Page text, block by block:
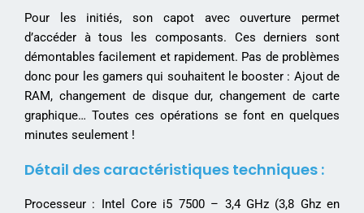
Pour les initiés, son capot avec ouverture permet
d’accéder à tous les composants. Ces derniers sont
démontables facilement et rapidement. Pas de problèmes
donc pour les gamers qui souhaitent le booster : Ajout de
RAM, changement de disque dur, changement de carte
graphique… Toutes ces opérations se font en quelques
minutes seulement !
Détail des caractéristiques techniques :
Processeur : Intel Core i5 7500 – 3,4 GHz (3,8 Ghz en